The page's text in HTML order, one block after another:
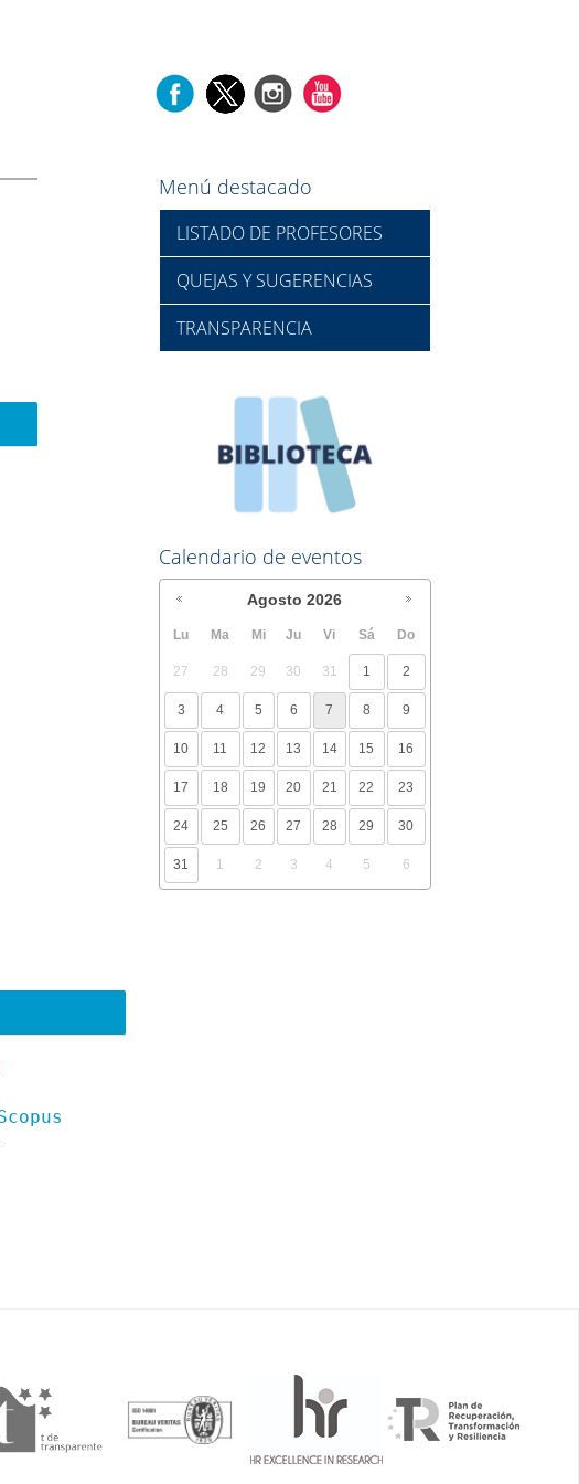
Menú destacado
LISTADO DE PROFESORES
QUEJAS Y SUGERENCIAS
TRANSPARENCIA
Calendario de eventos
Agosto 2026
Lu Ma Mi Ju Vi Sá Do
27 28 29 30 31 1 2
3 4 5 6 7 8 9
10 11 12 13 14 15 16
17 18 19 20 21 22 23
24 25 26 27 28 29 30
31 1 2 3 4 5 6